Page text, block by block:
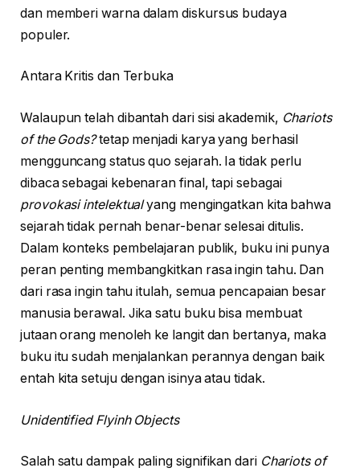
dan memberi warna dalam diskursus budaya
populer.
Antara Kritis dan Terbuka
Walaupun telah dibantah dari sisi akademik, Chariots
of the Gods?tetap menjadi karya yang berhasil
mengguncang status quo sejarah. Ia tidak perlu
dibaca sebagai kebenaran final, tapi sebagai
provokasi intelektualyang mengingatkan kita bahwa
sejarah tidak pernah benar-benar selesai ditulis.
Dalam konteks pembelajaran publik, buku ini punya
peran penting membangkitkan rasa ingin tahu. Dan
dari rasa ingin tahu itulah, semua pencapaian besar
manusia berawal. Jika satu buku bisa membuat
jutaan orang menoleh ke langit dan bertanya, maka
buku itu sudah menjalankan perannya dengan baik
entah kita setuju dengan isinya atau tidak.
Unidentified Flyinh Objects
Salah satu dampak paling signifikan dari Chariots of